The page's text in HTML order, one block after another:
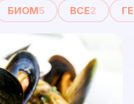
БИОМ5 ВСЕ2